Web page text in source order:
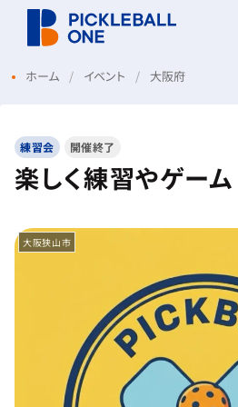
ホーム イベント 大阪府
練習会 開催終了
楽しく練習やゲーム
大阪狭山市